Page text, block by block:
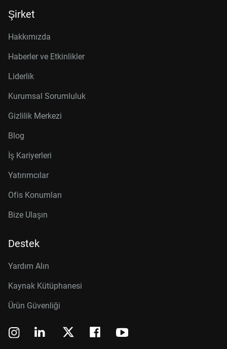
Şirket
Hakkımızda
Haberler ve Etkinlikler
Liderlik
Kurumsal Sorumluluk
Gizlilik Merkezi
Blog
İş Kariyerleri
Yatırımcılar
Ofis Konumları
Bize Ulaşın
Destek
Yardım Alın
Kaynak Kütüphanesi
Ürün Güvenliği